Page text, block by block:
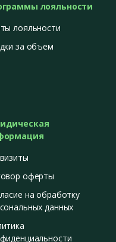
лояльности
лояльности
за объем
оферты
на обработку
данных